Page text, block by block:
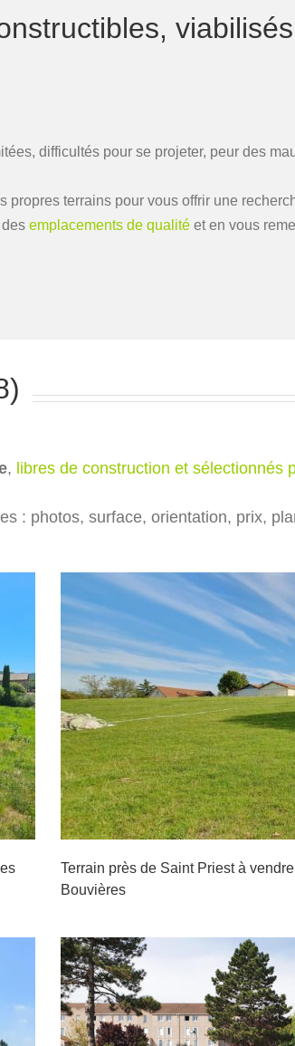
difficultés pour se projeter, peur des
propres terrains pour vous offrir une
emplacements de qualité et en vous
, libres de construction et sélectionnés
: photos, surface, orientation, prix,
à
Terrain près de Saint Priest à
Bouvières